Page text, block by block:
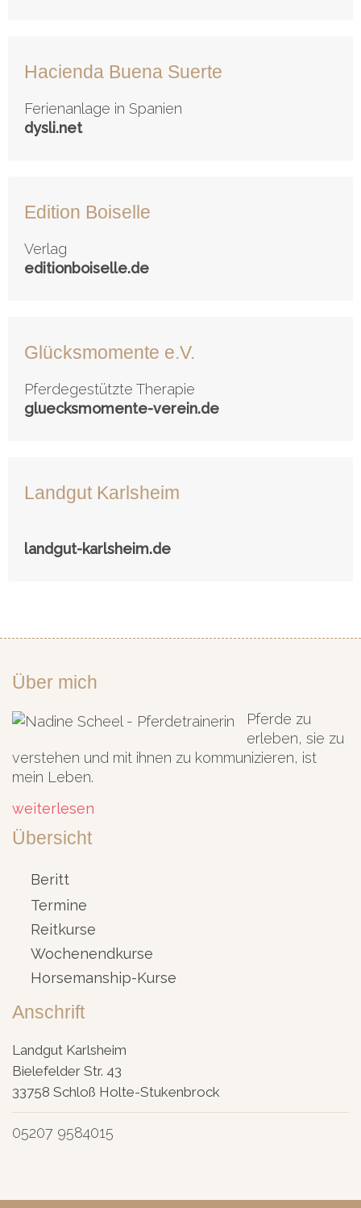
Hacienda Buena Suerte
Ferienanlage in Spanien
dysli.net
Edition Boiselle
Verlag
editionboiselle.de
Glücksmomente e.V.
Pferdegestützte Therapie
gluecksmomente-verein.de
Landgut Karlsheim
landgut-karlsheim.de
Über mich
Pferde zu
erleben, sie zu
verstehen und mit ihnen zu kommunizieren, ist
mein Leben.
weiterlesen
Übersicht
Beritt
Termine
Reitkurse
Wochenendkurse
Horsemanship-Kurse
Anschrift
Landgut Karlsheim
Bielefelder Str. 43
33758 Schloß Holte-Stukenbrock
05207 9584015